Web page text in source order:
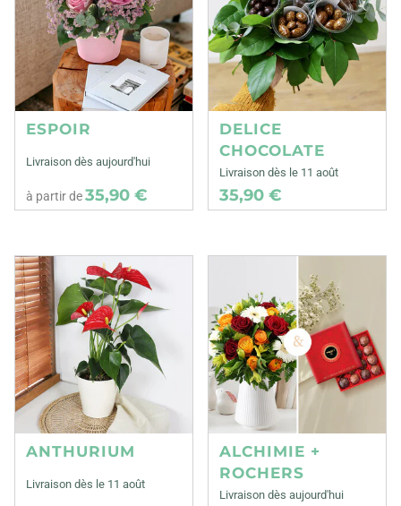
ESPOIR
Livraison dès aujourd'hui
à partir de35,90 €
DELICE
CHOCOLATE
Livraison dès le 11 août
35,90 €
ANTHURIUM
Livraison dès le 11 août
ALCHIMIE +
ROCHERS
Livraison dès aujourd'hui